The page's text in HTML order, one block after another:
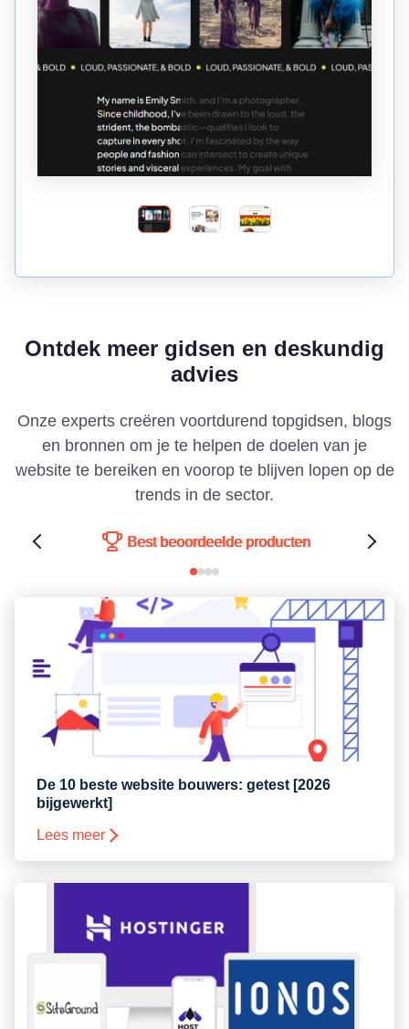
Ontdek meer gidsen en deskundig
advies
Onze experts creëren voortdurend topgidsen, blogs
en bronnen om je te helpen de doelen van je
website te bereiken en voorop te blijven lopen op de
trends in de sector.
Best beoordeelde producten
De 10 beste website bouwers: getest [2026
bijgewerkt]
Lees meer